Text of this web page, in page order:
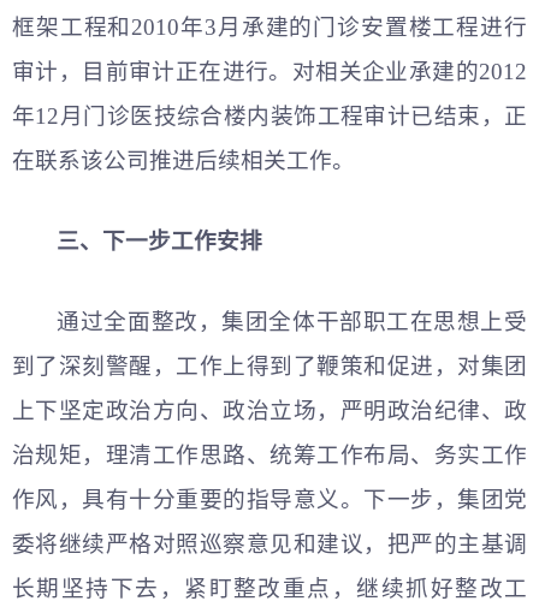
框架工程和2010年3月承建的门诊安置楼工程进行
审计，目前审计正在进行。对相关企业承建的2012
年12月门诊医技综合楼内装饰工程审计已结束，正
在联系该公司推进后续相关工作。
三、下一步工作安排
通过全面整改，集团全体干部职工在思想上受
到了深刻警醒，工作上得到了鞭策和促进，对集团
上下坚定政治方向、政治立场，严明政治纪律、政
治规矩，理清工作思路、统筹工作布局、务实工作
作风，具有十分重要的指导意义。下一步，集团党
委将继续严格对照巡察意见和建议，把严的主基调
长期坚持下去，紧盯整改重点，继续抓好整改工